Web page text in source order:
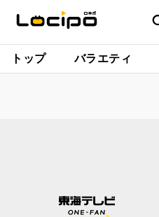
トップ バラエティ